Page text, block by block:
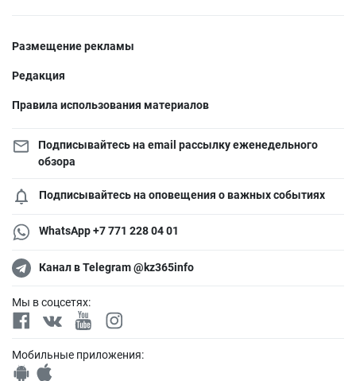
Размещение рекламы
Редакция
Правила использования материалов
Подписывайтесь на email рассылку еженедельного
обзора
Подписывайтесь на оповещения о важных событиях
WhatsApp +7 771 228 04 01
Канал в Telegram @kz365info
Мы в соцсетях:
Мобильные приложения: